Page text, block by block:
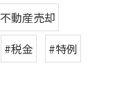
動産売却
#税金
#特例